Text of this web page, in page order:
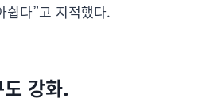
쉽다”고 지적했다.
강화.